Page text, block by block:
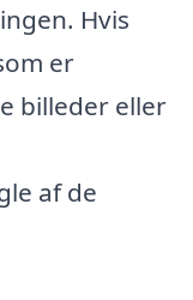
Hvis
er
billeder eller
af de